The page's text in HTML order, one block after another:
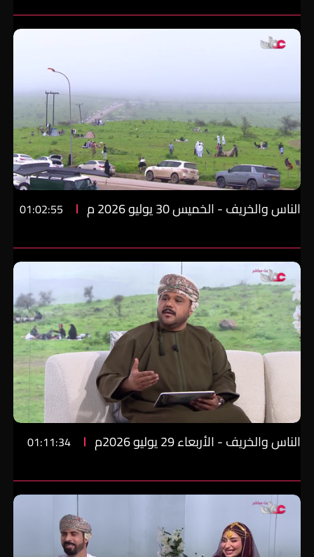
الناس والخريف - الخميس 30 يوليو 2026 م 01:02:55
الناس والخريف - الأربعاء 29 يوليو 2026م 01:11:34